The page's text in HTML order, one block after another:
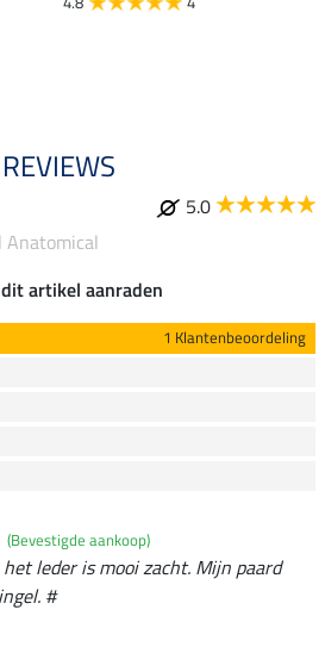
REVIEWS
5.0
Anatomical
artikel aanraden
1 Klantenbeoordeling
(Bevestigde aankoop)
leder is mooi zacht. Mijn paard
#